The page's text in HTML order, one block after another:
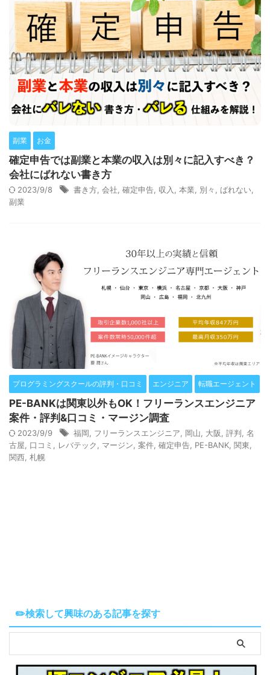
副業 お金
確定申告では副業と本業の収入は別々に記入すべき？
会社にばれない書き方
2023/9/8 書き方, 会社, 確定申告, 収入, 本業, 別々 , ばれない,
副業
プログラミングスクールの評判・口コミ エンジニア 転職エージェント
PE-BANKは関東以外もOK！フリーランスエンジニア
案件・評判&口コミ・マージン調査
2023/9/9 福岡 フリーランスエンジニア 岡山 大阪 評判 名
古屋
口コミ レバテック マージン 案件 確定申告 PE-BANK 関東
関西 札幌
✏️検索して興味のある記事を探す